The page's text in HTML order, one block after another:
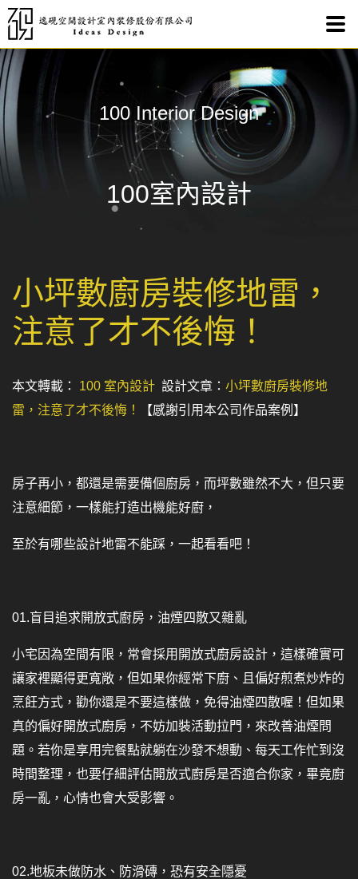
100 Interior Design
100室內設計
小坪數廚房裝修地雷，
注意了才不後悔！
本文轉載： 100 室內設計 設計文章： 小坪數廚房裝修地
雷，注意了才不後悔！
【感謝引用本公司作品案例】
房子再小，都還是需要備個廚房，而坪數雖然不大，但只要
注意細節，一樣能打造出機能好廚，
至於有哪些設計地雷不能踩，一起看看吧！
01.盲目追求開放式廚房，油煙四散又雜亂
小宅因為空間有限，常會採用開放式廚房設計，這樣確實可
讓家裡顯得更寬敞，但如果你經常下廚、且偏好煎煮炒炸的
烹飪方式，勸你還是不要這樣做，免得油煙四散喔！但如果
真的偏好開放式廚房，不妨加裝活動拉門，來改善油煙問
題。若你是享用完餐點就躺在沙發不想動、每天工作忙到沒
時間整理，也要仔細評估開放式廚房是否適合你家，畢竟廚
房一亂，心情也會大受影響。
02.地板未做防水、防滑磚，恐有安全隱憂
小